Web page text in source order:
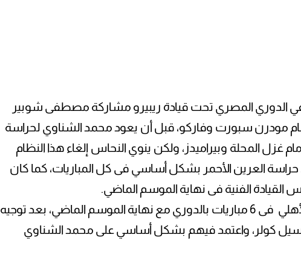
الدوري المصري تحت قيادة ريبيرو مشاركة مصطفى شوبير
مودرن سبورت وفاركو، قبل أن يعود محمد الشناوي لحراسة
غزل المحلة وبيراميدز، ولكن ينوي النحاس إلغاء هذا النظام
حراسة العرين الأحمر بشكل أساسي فى كل المباريات، كما كان
الفنية فى نهاية الموسم الماضي.
وقاد عماد النحاس فريق الأهلي فى 6 مباريات بالدوري مع نهاية الموسم الماضي، بعد توجيه
كولر، واعتمد فيهم بشكل أساسي على محمد الشناوي